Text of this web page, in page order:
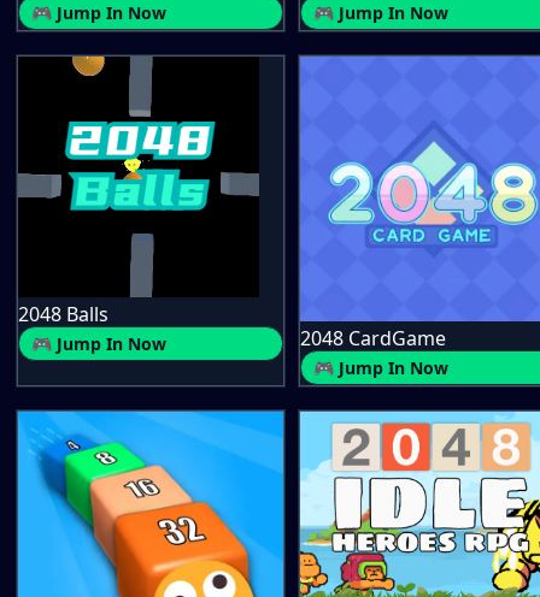
🎮 Jump In Now 🎮 Jump In Now
2048 Balls
🎮 Jump In Now 2048 CardGame
🎮 Jump In Now